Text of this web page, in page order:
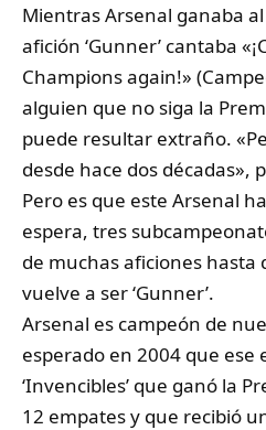
Mientras Arsenal ganaba
afición ‘Gunner’ cantaba
Champions again!»
alguien que no siga la
puede resultar extraño.
desde hace dos décadas»,
Pero es que este Arsenal
espera, tres
de muchas aficiones hasta
vuelve a ser ‘Gunner’.
Arsenal es campeón de
esperado en 2004 que ese
‘Invencibles’ que ganó la
12 empates y que recibió